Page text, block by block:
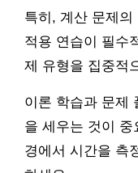
특히, 계산 문제의
적용 연습이 필수
제 유형을 집중적
이론 학습과 문제
을 세우는 것이
경에서 시간을 측